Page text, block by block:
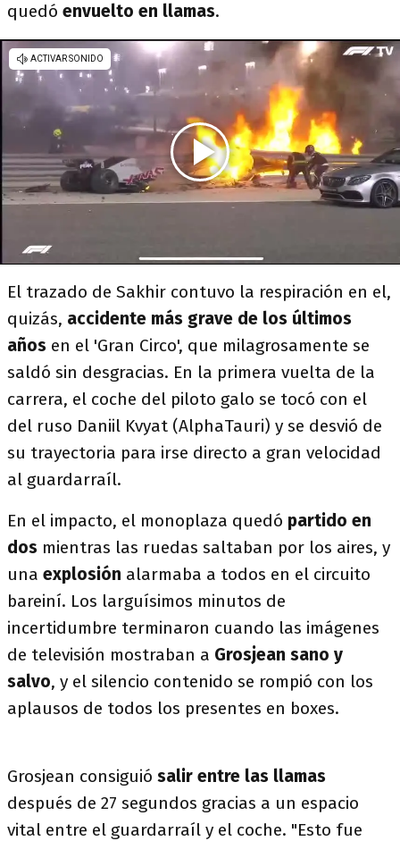
quedó envuelto en llamas.
El trazado de Sakhir contuvo la respiración en el,
quizás, accidente más grave de los últimos
años en el 'Gran Circo', que milagrosamente se
saldó sin desgracias. En la primera vuelta de la
carrera, el coche del piloto galo se tocó con el
del ruso Daniil Kvyat (AlphaTauri) y se desvió de
su trayectoria para irse directo a gran velocidad
al guardarraíl.
En el impacto, el monoplaza quedó partido en
dos mientras las ruedas saltaban por los aires, y
una explosión alarmaba a todos en el circuito
bareiní. Los larguísimos minutos de
incertidumbre terminaron cuando las imágenes
de televisión mostraban a Grosjean sano y
salvo, y el silencio contenido se rompió con los
aplausos de todos los presentes en boxes.
Grosjean consiguió salir entre las llamas
después de 27 segundos gracias a un espacio
vital entre el guardarraíl y el coche. "Esto fue